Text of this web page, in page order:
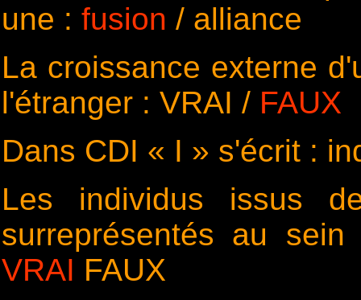
une : fusion / alliance
La croissance externe
l'étranger : VRAI / FAUX
Dans CDI « I » s'écrit :
Les individus issus
surreprésentés au
VRAI FAUX